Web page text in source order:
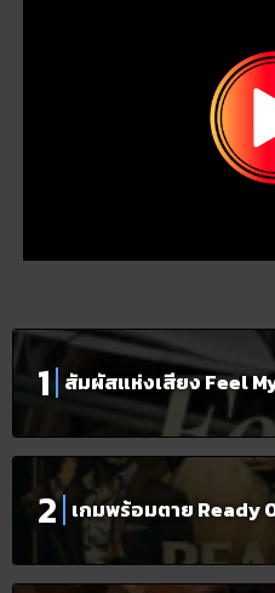
สัมผัสแห่งเสียง Feel
เกมพร้อมตาย Ready